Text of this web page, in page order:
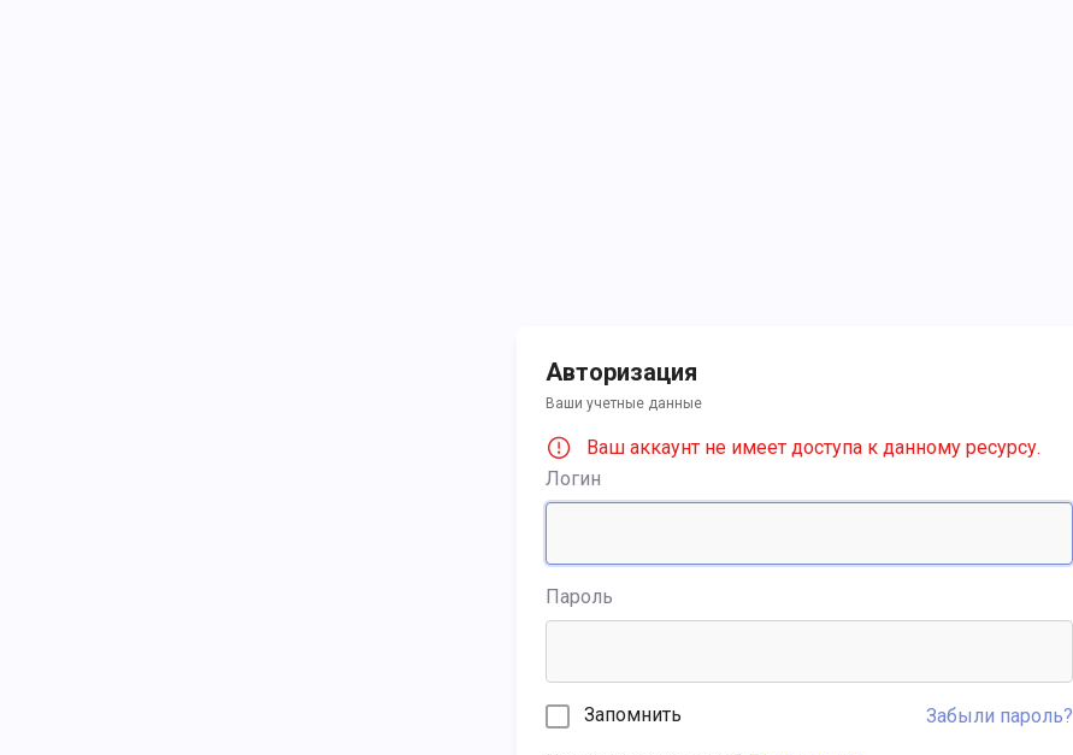
Авторизация
Ваши учетные данные
Ваш аккаунт не имеет доступа к данному ресурсу.
Логин
Пароль
Запомнить Забыли пароль?